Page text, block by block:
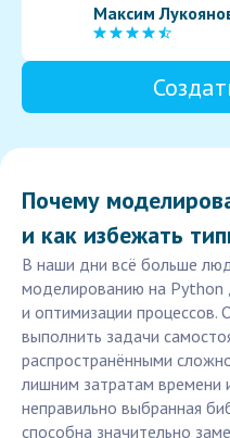
Максим
Почему
и как избежать
В наши дни всё больше
моделированию на Python
и оптимизации процессов.
выполнить задачи
распространёнными
лишним затратам времени
неправильно выбранная
способна значительно